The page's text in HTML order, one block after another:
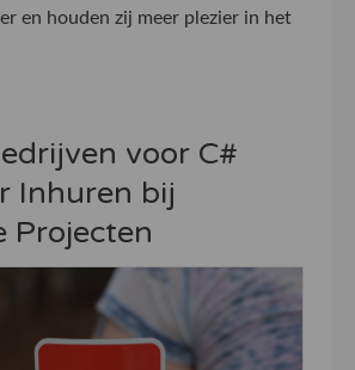
en houden zij meer plezier in het
voor C#
Inhuren bij
Projecten